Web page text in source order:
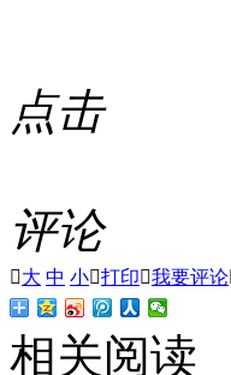
点击
评论
大 中 小打印我要评论
相关阅读